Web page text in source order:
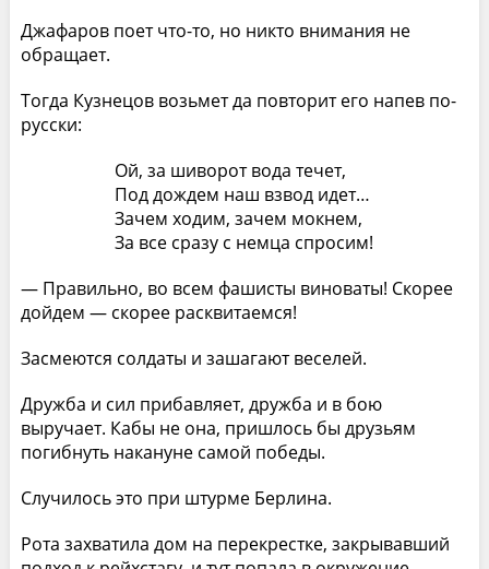
Джафаров поет что-то, но никто внимания не
обращает.
Тогда Кузнецов возьмет да повторит его напев по-
русски:
Ой, за шиворот вода течет,
Под дождем наш взвод идет…
Зачем ходим, зачем мокнем,
За все сразу с немца спросим!
— Правильно, во всем фашисты виноваты! Скорее
дойдем — скорее расквитаемся!
Засмеются солдаты и зашагают веселей.
Дружба и сил прибавляет, дружба и в бою
выручает. Кабы не она, пришлось бы друзьям
погибнуть накануне самой победы.
Случилось это при штурме Берлина.
Рота захватила дом на перекрестке, закрывавший